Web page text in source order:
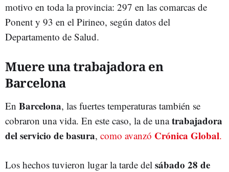
motivo en toda la provincia: 297 en las comarcas de
Ponent y 93 en el Pirineo, según datos del
Departamento de Salud.
Muere una trabajadora en
Barcelona
En Barcelona, las fuertes temperaturas también se
cobraron una vida. En este caso, la de unatrabajadora
del servicio de basura, como avanzó Crónica Global.
Los hechos tuvieron lugar la tarde del sábado 28 de